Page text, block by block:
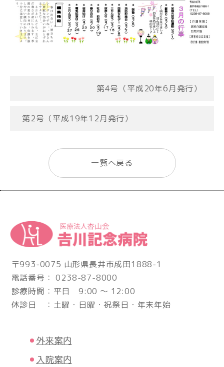
第4号（平成20年6月発行）
第2号（平成19年12月発行）
一覧へ戻る
〒993-0075 山形県長井市成田1888-1
電話番号： 0238-87-8000
診療時間：平日 9:00 ～ 12:00
休診日 ：土曜・日曜・祝祭日・年末年始
外来案内
入院案内